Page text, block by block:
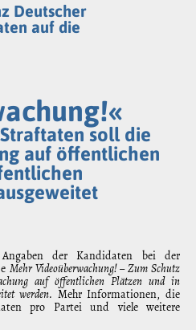
Deutscher
auf die
soll die
auf öffentlichen
der Kandidaten bei der
Mehr Videoüberwachung! – Zum Schutz
auf öffentlichen Plätzen und in
werden. Mehr Informationen, die
pro Partei und viele weitere